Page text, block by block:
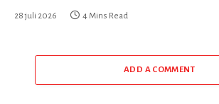
28 juli 2026 4 Mins Read
ADD A COMMENT